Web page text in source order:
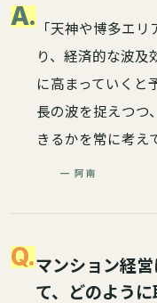
A.「天神や博多エリ
り、経済的な波及
に高まっていくと
長の波を捉えつつ
きるかを常に考え
— 阿南
Q.マンション経
て、どのよう